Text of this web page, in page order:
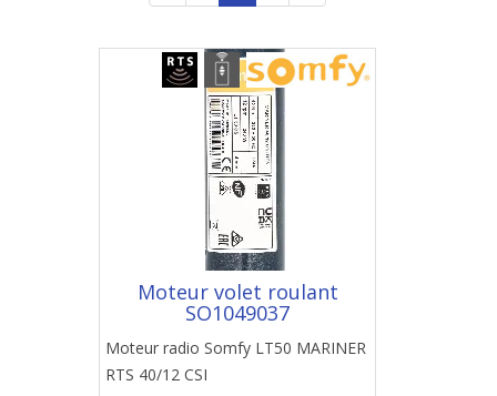
Moteur volet roulant
SO1049037
Moteur radio Somfy LT50 MARINER
RTS 40/12 CSI